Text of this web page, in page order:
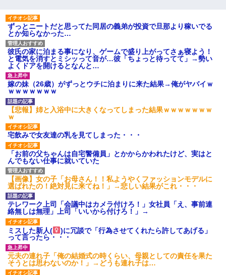
の？ｗｗ」「逆に超安い」
私「ちょっと、人の家の金庫
触らないでよ！」キチママ『そ
こに金庫があったから、開けて
みようとしただけ☆』義兄「泥
は出てけ！二度と来るな！」結
果・・・
私「初めて飲む味だけどなん
のお茶？」彼「ちっ！」私「」
【GIF】JSのカンチョーワロ
タ
後続車にクラクションを鳴ら
され彼氏が逆切れ。「何クラク
ション鳴らしてんだ！降りてこ
いよ！」と怒鳴りだし...
【衝撃】報酬100万円超の治験
募集がこちらｗｗｗｗｗ(※画像
あり)
【ネット騒然】惨殺されたタ
ワマン頂き女子のこの動画、す
げえええええｗｗｗｗｗｗｗｗ
ｗｗｗ
【愕然】白のクラウン俺氏、
高速道路左車線を制限速度で走
った結果wwwwwwwwwwww
百年の恋12-899 食べた量を
張り合ってくる
【悲報】佐藤輝明・・・２軍
でも盛大にやらかす←あまり悲
しませないでくれ
ずっとニートだと思ってた同居の義弟が投資で旦那より稼いでる
とか知らなかった…
彼氏の家に泊まる事になり、ゲームで盛り上がってさぁ寝よう！
と電気を消すとミシッって音が…彼「ちょっと待ってて」→勢い
よくドアを開けるとなんと…
嫁の妹（26歳）がずっとウチに泊まりに来た結果→俺がヤバイｗ
ｗｗｗｗｗｗｗ
【悲報】姉と入浴中に大きくなってしまった結果ｗｗｗｗｗｗｗ
ｗ
宅飲みで女友達の乳を見てしまった・・・
「お前の父ちゃんは自宅警備員」とかからかわれたけど、実はと
んでもない仕事に就いていた
【画像】女の子「お母さん！！私ようやくファッションモデルに
選ばれたの！絶対見に来てね！」→悲しい結果がこれ・・・
テレワーク上司「会議中はカメラ付けろ！」女社員「え、事前連
絡無しは無理」上司「いいから付けろ！」→
ミスした新人(
)に冗談で「行為させてくれたら許してあげる」
って言ったら・・・
元夫の連れ子「俺の結婚式の時くらい、母親としての責任を果た
そうとは思わないのか！」→どうも連れ子は…